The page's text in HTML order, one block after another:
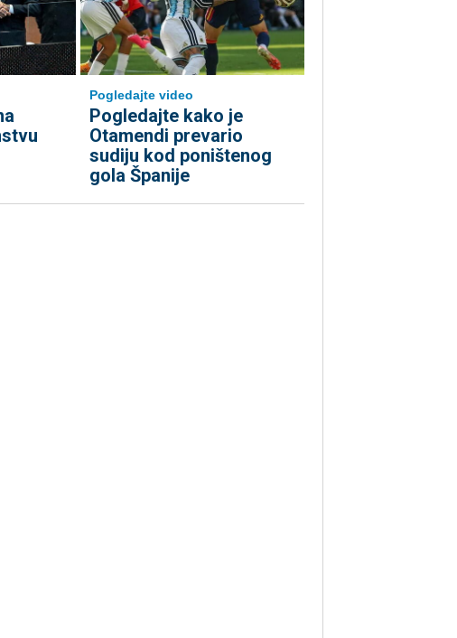
Pogledajte video
Pogledajte kako je
Otamendi prevario
sudiju kod poništenog
gola Španije